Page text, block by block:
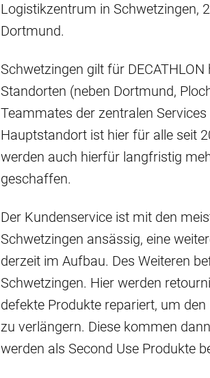
Logistikzentrum in Schwetzingen,
Dortmund.
Schwetzingen gilt für
Standorten (neben Dortmund,
Teammates der zentralen
Hauptstandort ist hier für alle seit
werden auch hierfür langfristig
geschaffen.
Der Kundenservice ist mit den
Schwetzingen ansässig, eine
derzeit im Aufbau. Des Weiteren
Schwetzingen. Hier werden
defekte Produkte repariert, um
zu verlängern. Diese kommen
werden als Second Use Produkte